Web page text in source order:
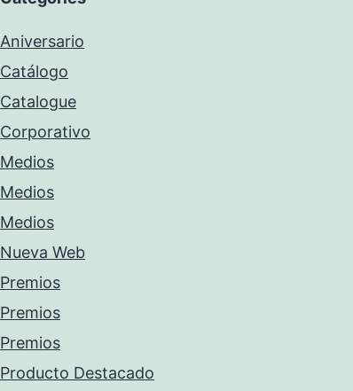
Aniversario
Catálogo
Catalogue
Corporativo
Medios
Medios
Medios
Nueva Web
Premios
Premios
Premios
Producto Destacado